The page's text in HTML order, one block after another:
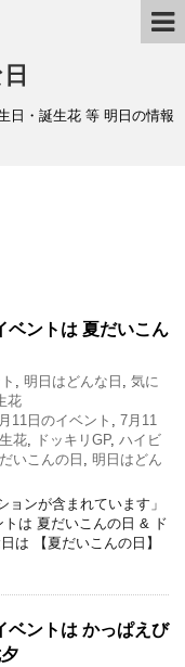
日・誕生花 等 明日の情報
ベントは 夏だいこん
明日はどんな日
気に
花
11日のイベント
7月11
花 ドッキリGP, ハイビ
いこんの日
明日はどん
ンが含まれています」
は 夏だいこんの日 & ド
は 【夏だいこんの日】
ベントは かっぱえび